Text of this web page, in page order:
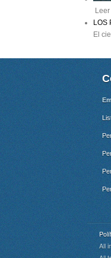
Leer
LOS
El
All